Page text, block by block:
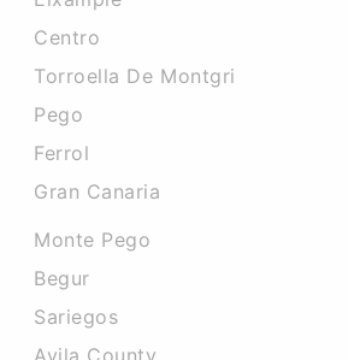
Centro
Torroella De Montgri
Pego
Ferrol
Gran Canaria
Monte Pego
Begur
Sariegos
Avila County